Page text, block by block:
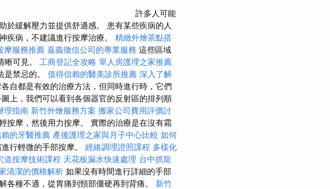
許多人可能
於緩解壓力並提供舒適感。 患有某些疾病的人
疾病，不建議進行按摩治療。 精緻外燴茶點搭
摩服務推薦 嘉義徵信公司的專業服務 這些區域
晰可見。 工商登記全攻略 單人房護理之家推薦
是禁忌的。 值得信賴的醫美診所推薦 深入了解
自都是有效的治療方法，但同時進行時，它們
上，我們可以看到各個器官的反射區的排列順
理指南 新竹外燴服務方案 搬家公司費用評價討
按摩，然後用力按摩。 實際的治療是在沒有霜
的牙醫推薦 產後護理之家與月子中心比較 如何
行輕微的手部按摩。 經絡調理證照課程 多樣化
道按摩技術課程 天花板漏水快速處理 台中抓龍
清潔的價格解析 如果沒有時間進行詳細的手部
各種不適，從胃痛到頸部僵硬再到背痛。 新竹